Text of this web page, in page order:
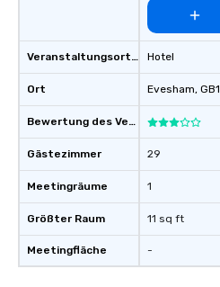
Veranstaltungsortstyp
Ort
Bewertung des Veranstaltungsortes
Gästezimmer
Meetingräume
Größter Raum
Meetingfläche
Hotel
Evesham, GB1
29
1
11 sq ft
-